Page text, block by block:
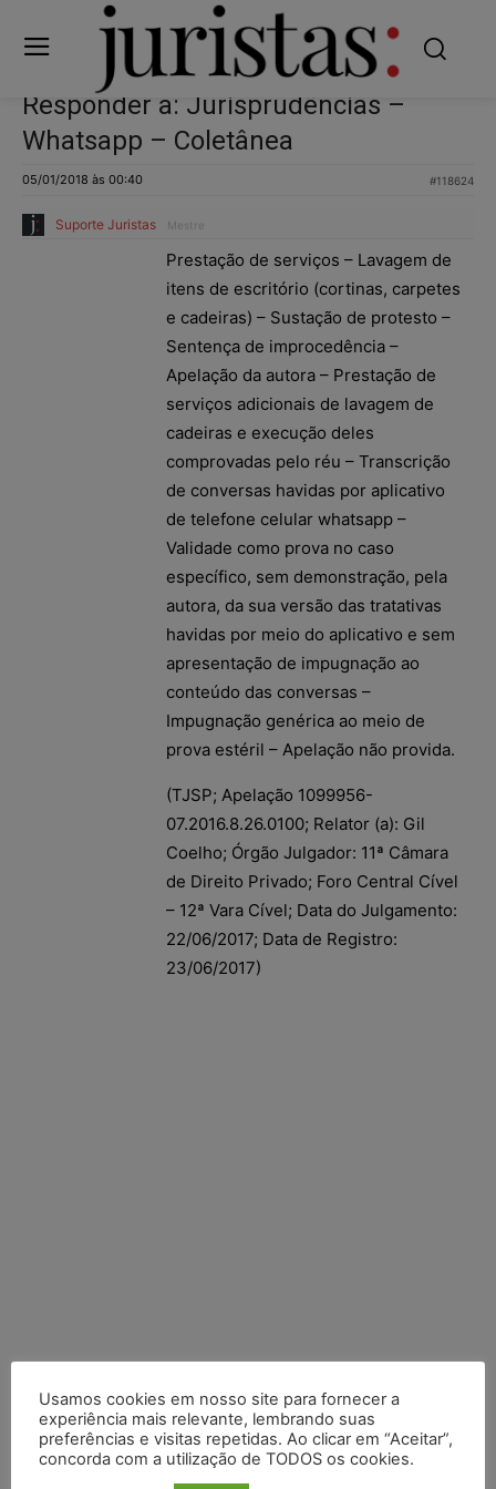
Responder a: Jurisprudências –
Whatsapp – Coletânea
05/01/2018 às 00:40 #118624
Suporte Juristas Mestre
Prestação de serviços – Lavagem de
itens de escritório (cortinas, carpetes
e cadeiras) – Sustação de protesto –
Sentença de improcedência –
Apelação da autora – Prestação de
serviços adicionais de lavagem de
cadeiras e execução deles
comprovadas pelo réu – Transcrição
de conversas havidas por aplicativo
de telefone celular whatsapp –
Validade como prova no caso
específico, sem demonstração, pela
autora, da sua versão das tratativas
havidas por meio do aplicativo e sem
apresentação de impugnação ao
conteúdo das conversas –
Impugnação genérica ao meio de
prova estéril – Apelação não provida.
(TJSP; Apelação 1099956-
07.2016.8.26.0100; Relator (a): Gil
Coelho; Órgão Julgador: 11ª Câmara
de Direito Privado; Foro Central Cível
– 12ª Vara Cível; Data do Julgamento:
22/06/2017; Data de Registro:
23/06/2017)
Cibercriminosos exploram softwares legítimos para instalar
ferramentas de acesso remoto em ataques silenciosos
Usamos cookies em nosso site para fornecer a
experiência mais relevante, lembrando suas
preferências e visitas repetidas. Ao clicar em “Aceitar”,
concorda com a utilização de TODOS os cookies.